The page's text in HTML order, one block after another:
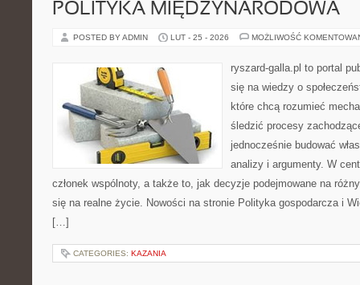
POLITYKA MIĘDZYNARODOWA
POSTED BY ADMIN LUT - 25 - 2026 MOŻLIWOŚĆ
ryszard-galla.pl to portal
się na wiedzy o
które chcą rozumieć
śledzić procesy
jednocześnie budować
analizy i argumenty. W
członek wspólnoty, a także to, jak decyzje podejmowane na
się na realne życie. Nowości na stronie Polityka gospodarcza i
[…]
CATEGORIES: KAZANIA